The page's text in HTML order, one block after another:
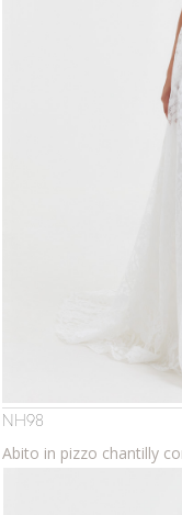
NH98
Abito in pizzo chantilly